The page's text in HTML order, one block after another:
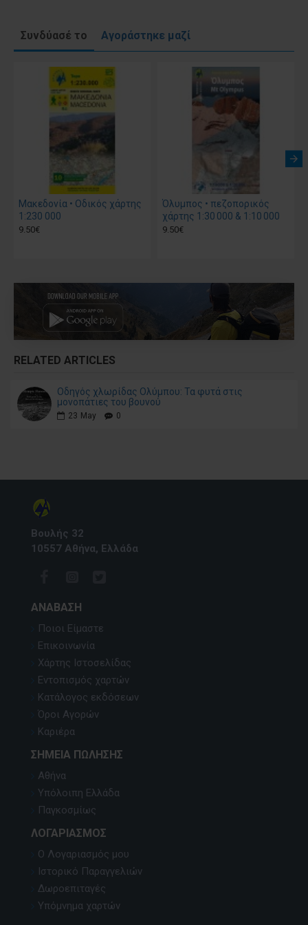
Συνδύασέ το Αγοράστηκε μαζί
Μακεδονία • Οδικός χάρτης
1:230 000
9.50€
Όλυμπος • πεζοπορικός
χάρτης 1:30 000 & 1:10 000
9.50€
RELATED ARTICLES
Οδηγός χλωρίδας Ολύμπου: Τα φυτά στις
μονοπάτιες του βουνού
23 May 0
Βουλής 32
10557 Αθήνα, Ελλάδα
ΑΝΆΒΑΣΗ
Ποιοι Είμαστε
Επικοινωνία
Χάρτης Ιστοσελίδας
Εντοπισμός χαρτών
Κατάλογος εκδόσεων
Όροι Αγορών
Καριέρα
ΣΗΜΕΊΑ ΠΏΛΗΣΗΣ
Αθήνα
Υπόλοιπη Ελλάδα
Παγκοσμίως
ΛΟΓΑΡΙΑΣΜΌΣ
Ο Λογαριασμός μου
Ιστορικό Παραγγελιών
Δωροεπιταγές
Υπόμνημα χαρτών